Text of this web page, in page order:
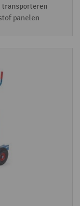
transporteren
panelen